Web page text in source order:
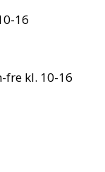
16
fre kl. 10-16